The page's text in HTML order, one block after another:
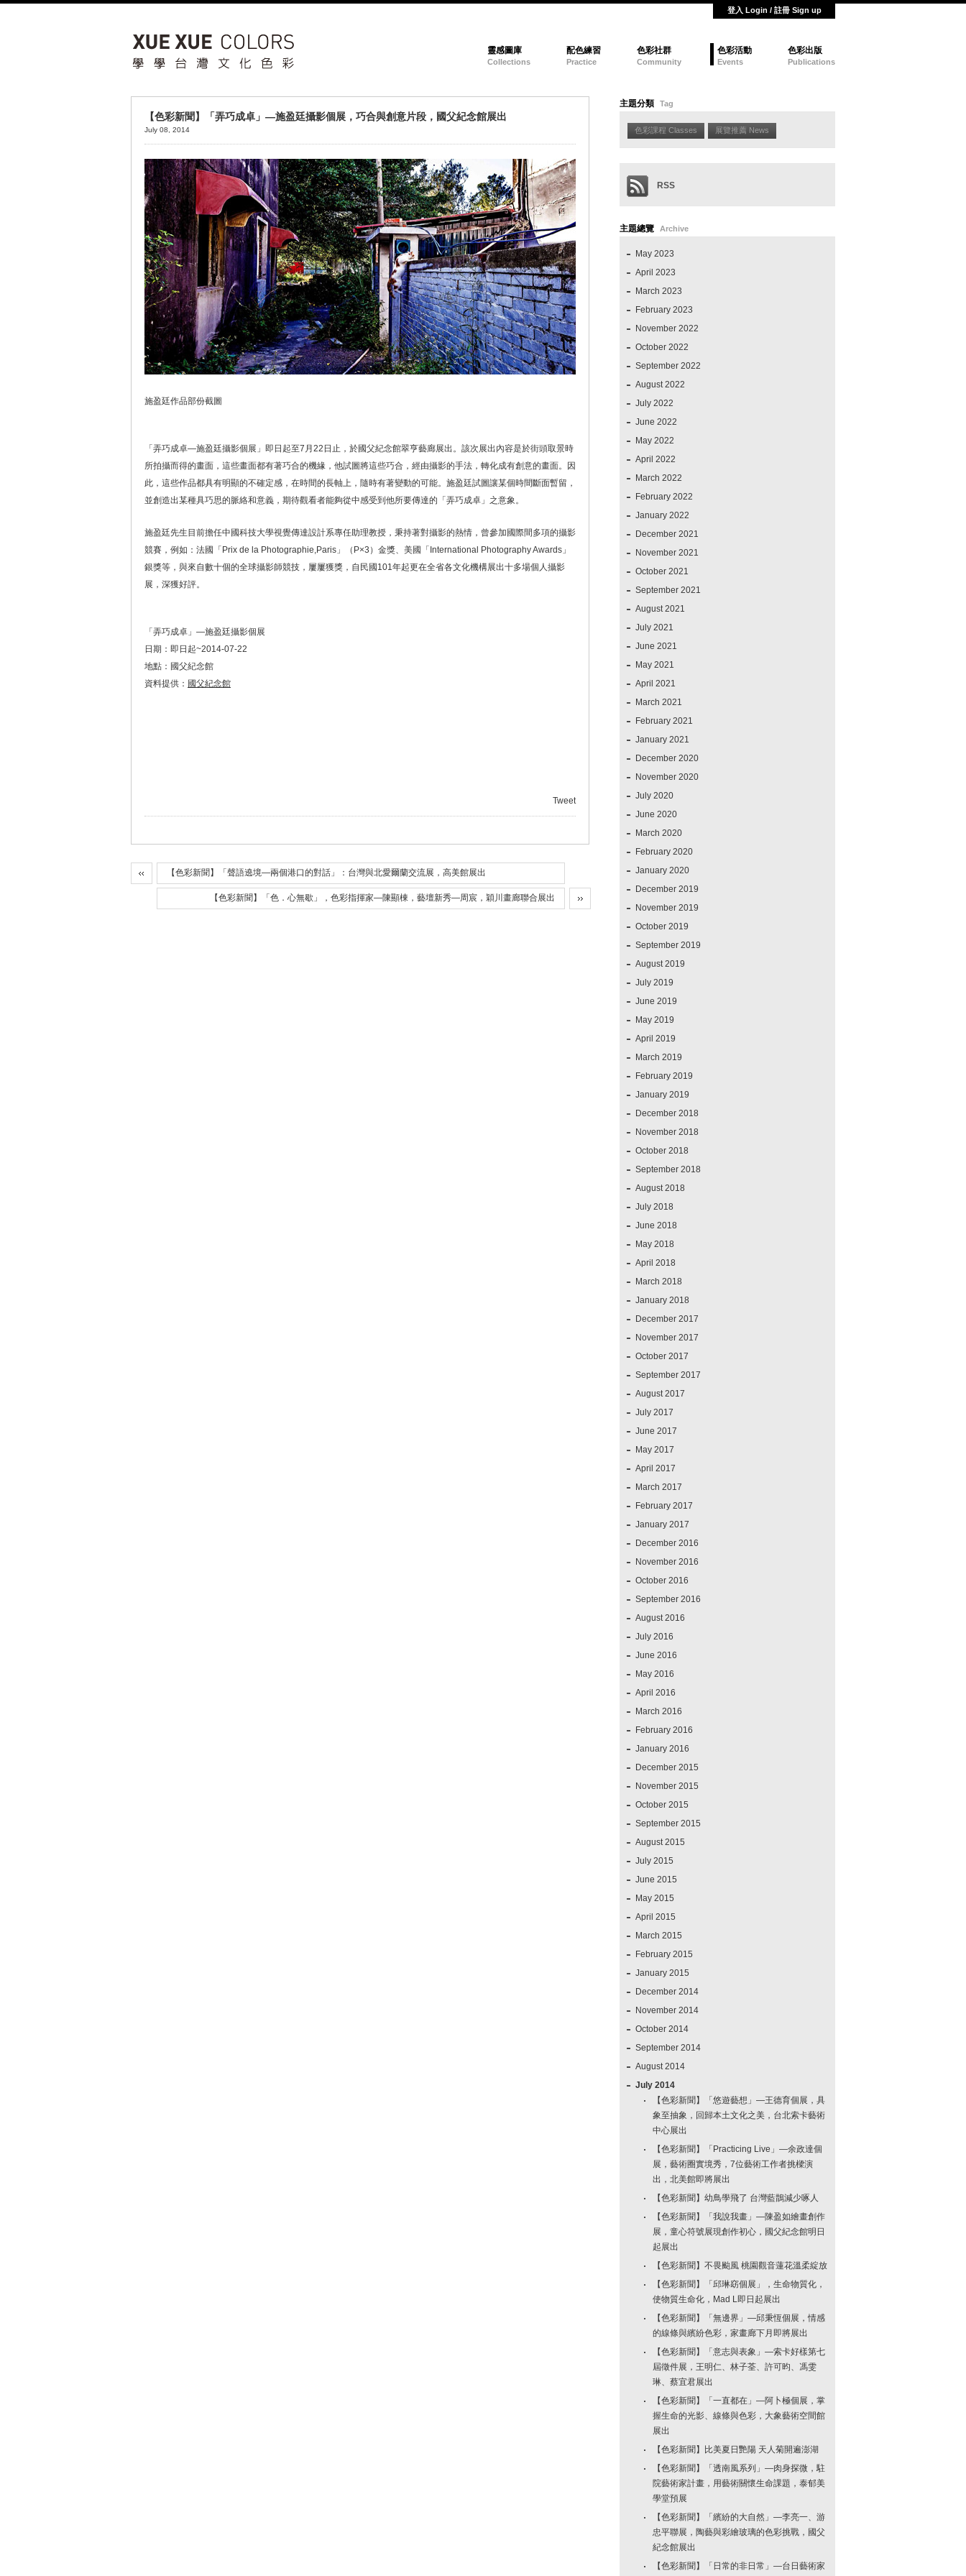
登入 Login / 註冊 Sign up
靈感圖庫
Collections
配色練習
Practice
色彩社群
Community
色彩活動
Events
色彩出版
Publications
【色彩新聞】「弄巧成卓」—施盈廷攝影個展，巧合與創意片段，國父紀念館展出
July 08, 2014
施盈廷作品部份截圖
「弄巧成卓—施盈廷攝影個展」即日起至7月22日止，於國父紀念館翠亨藝廊展出。該次展出內容是於街頭取景時
所拍攝而得的畫面，這些畫面都有著巧合的機緣，他試圖將這些巧合，經由攝影的手法，轉化成有創意的畫面。因
此，這些作品都具有明顯的不確定感，在時間的長軸上，隨時有著變動的可能。施盈廷試圖讓某個時間斷面暫留，
並創造出某種具巧思的脈絡和意義，期待觀看者能夠從中感受到他所要傳達的「弄巧成卓」之意象。
施盈廷先生目前擔任中國科技大學視覺傳達設計系專任助理教授，秉持著對攝影的熱情，曾參加國際間多項的攝影
競賽，例如：法國「Prix de la Photographie,Paris」（P×3）金獎、美國「International Photography Awards」
銀獎等，與來自數十個的全球攝影師競技，屢屢獲獎，自民國101年起更在全省各文化機構展出十多場個人攝影
展，深獲好評。
「弄巧成卓」—施盈廷攝影個展
日期：即日起~2014-07-22
地點：國父紀念館
資料提供： 國父紀念館
Tweet
【色彩新聞】「聲語遶境—兩個港口的對話」：台灣與北愛爾蘭交流展，高美館展出
【色彩新聞】「色．心無歇」，色彩指揮家—陳顯棟，藝壇新秀—周宸，穎川畫廊聯合展出
主題分類 Tag
色彩課程 Classes 展覽推薦 News
RSS
主題總覽 Archive
May 2023
April 2023
March 2023
February 2023
November 2022
October 2022
September 2022
August 2022
July 2022
June 2022
May 2022
April 2022
March 2022
February 2022
January 2022
December 2021
November 2021
October 2021
September 2021
August 2021
July 2021
June 2021
May 2021
April 2021
March 2021
February 2021
January 2021
December 2020
November 2020
July 2020
June 2020
March 2020
February 2020
January 2020
December 2019
November 2019
October 2019
September 2019
August 2019
July 2019
June 2019
May 2019
April 2019
March 2019
February 2019
January 2019
December 2018
November 2018
October 2018
September 2018
August 2018
July 2018
June 2018
May 2018
April 2018
March 2018
January 2018
December 2017
November 2017
October 2017
September 2017
August 2017
July 2017
June 2017
May 2017
April 2017
March 2017
February 2017
January 2017
December 2016
November 2016
October 2016
September 2016
August 2016
July 2016
June 2016
May 2016
April 2016
March 2016
February 2016
January 2016
December 2015
November 2015
October 2015
September 2015
August 2015
July 2015
June 2015
May 2015
April 2015
March 2015
February 2015
January 2015
December 2014
November 2014
October 2014
September 2014
August 2014
July 2014
【色彩新聞】「悠遊藝想」—王德育個展，具
象至抽象，回歸本土文化之美，台北索卡藝術
中心展出
【色彩新聞】「Practicing Live」—余政達個
展，藝術圈實境秀，7位藝術工作者挑樑演
出，北美館即將展出
【色彩新聞】幼鳥學飛了 台灣藍鵲減少啄人
【色彩新聞】「我說我畫」—陳盈如繪畫創作
展，童心符號展現創作初心，國父紀念館明日
起展出
【色彩新聞】不畏颱風 桃園觀音蓮花溫柔綻放
【色彩新聞】「邱琳窈個展」，生命物質化，
使物質生命化，Mad L即日起展出
【色彩新聞】「無邊界」—邱秉恆個展，情感
的線條與繽紛色彩，家畫廊下月即將展出
【色彩新聞】「意志與表象」—索卡好樣第七
屆徵件展，王明仁、林子荃、許可昀、馮雯
琳、蔡宜君展出
【色彩新聞】「一直都在」—阿卜極個展，掌
握生命的光影、線條與色彩，大象藝術空間館
展出
【色彩新聞】比美夏日艷陽 天人菊開遍澎湖
【色彩新聞】「透南風系列」—肉身探微，駐
院藝術家計畫，用藝術關懷生命課題，泰郁美
學堂預展
【色彩新聞】「繽紛的大自然」—李亮一、游
忠平聯展，陶藝與彩繪玻璃的色彩挑戰，國父
紀念館展出
【色彩新聞】「日常的非日常」—台日藝術家